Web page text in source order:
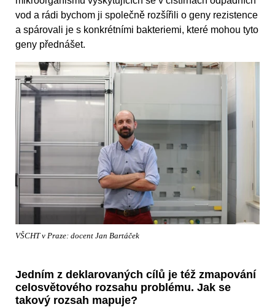
vod a rádi bychom ji společně rozšířili o geny rezistence
a spárovali je s konkrétními bakteriemi, které mohou tyto
geny přednášet.
VŠCHT v Praze: docent Jan Bartáček
Jedním z deklarovaných cílů je též zmapování
celosvětového rozsahu problému. Jak se
takový rozsah mapuje?